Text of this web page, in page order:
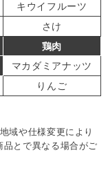
キウイフルーツ
さけ
鶏肉
マカダミアナッツ
りんご
域や仕様変更により
とで異なる場合がご